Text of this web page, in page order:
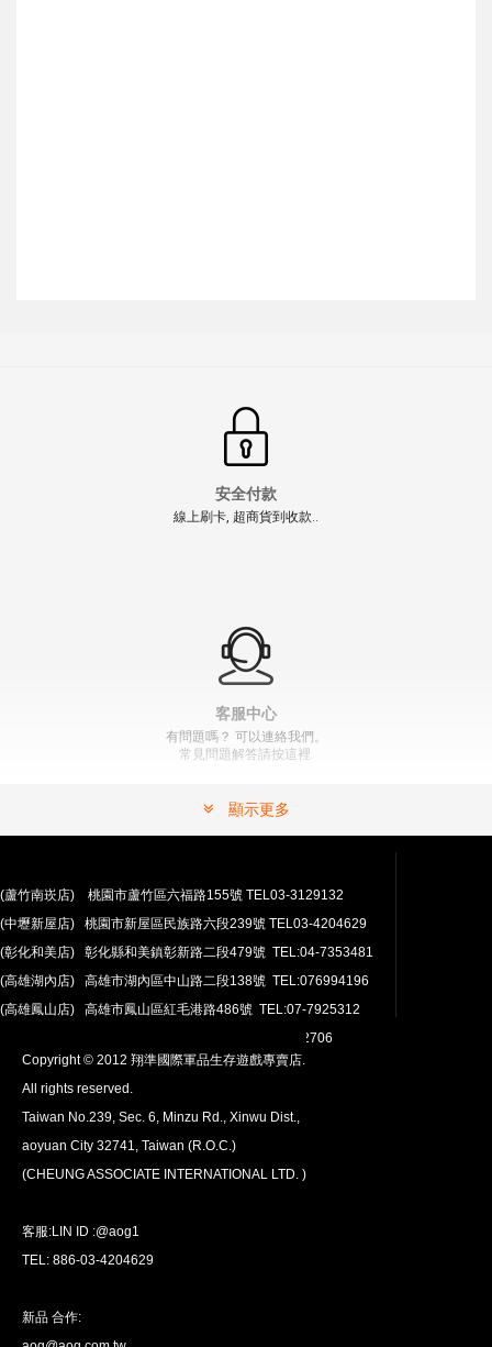
安全付款
線上刷卡, 超商貨到收款..
客服中心
有問題嗎？ 可以連絡我們。
常見問題解答請按這裡.
安心購買
100％付款保護。 簡單
退貨政策
全球配送
我們將運送至全球
顯示更多
(蘆竹南崁店) 桃園市蘆竹區六福路155號 TEL03-3129132
(中壢新屋店) 桃園市新屋區民族路六段239號 TEL03-4204629
(彰化和美店) 彰化縣和美鎮彰新路二段479號 TEL:04-7353481
(高雄湖內店) 高雄市湖內區中山路二段138號 TEL:076994196
(高雄鳳山店) 高雄市鳳山區紅毛港路486號 TEL:07-7925312
翔準網路部門:TEL 03-4202763 03-4202706
Copyright © 2012 翔準國際軍品生存遊戲專賣店.
All rights reserved.
Taiwan No.239, Sec. 6, Minzu Rd., Xinwu Dist.,
aoyuan City 32741, Taiwan (R.O.C.)
(CHEUNG ASSOCIATE INTERNATIONAL LTD. )
客服:LIN ID :@aog1
TEL: 886-03-4204629
新品 合作: